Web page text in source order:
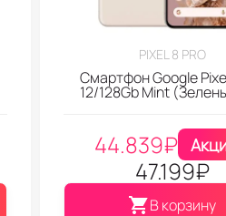
PIXEL 8 PRO
Смартфон Google
12/128Gb Mint
44.839₽
47.199₽
В корзину